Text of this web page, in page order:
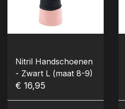
Nitril Handschoenen
- Zwart L (maat 8-9)
€ 16,95